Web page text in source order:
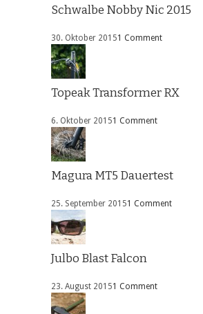
Schwalbe Nobby Nic 2015
30. Oktober 20151 Comment
Topeak Transformer RX
6. Oktober 20151 Comment
Magura MT5 Dauertest
25. September 20151 Comment
Julbo Blast Falcon
23. August 20151 Comment